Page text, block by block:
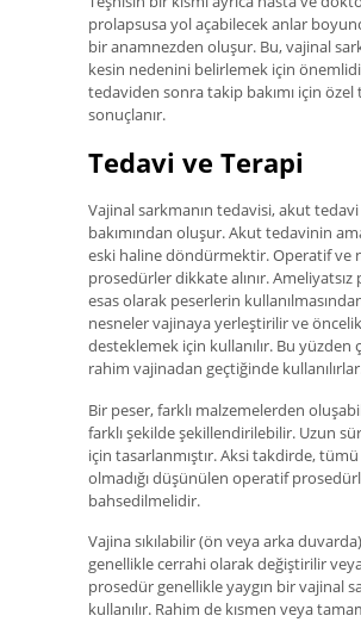
prolapsusa yol açabilecek anlar
bir anamnezden oluşur. Bu, vajinal
kesin nedenini belirlemek için
tedaviden sonra takip bakımı için
sonuçlanır.
Tedavi ve Terapi
Vajinal sarkmanın tedavisi, akut
bakımından oluşur. Akut tedavinin
eski haline döndürmektir. Operatif ve
prosedürler dikkate alınır.
esas olarak peserlerin
nesneler vajinaya yerleştirilir ve
desteklemek için kullanılır. Bu yüzden
rahim vajinadan geçtiğinde
Bir peser, farklı malzemelerden
farklı şekilde şekillendirilebilir. Uzun
için tasarlanmıştır. Aksi takdirde, tümü
olmadığı düşünülen operatif
bahsedilmelidir.
Vajina sıkılabilir (ön veya arka
genellikle cerrahi olarak değiştirilir veya
prosedür genellikle yaygın bir vajinal
kullanılır. Rahim de kısmen veya